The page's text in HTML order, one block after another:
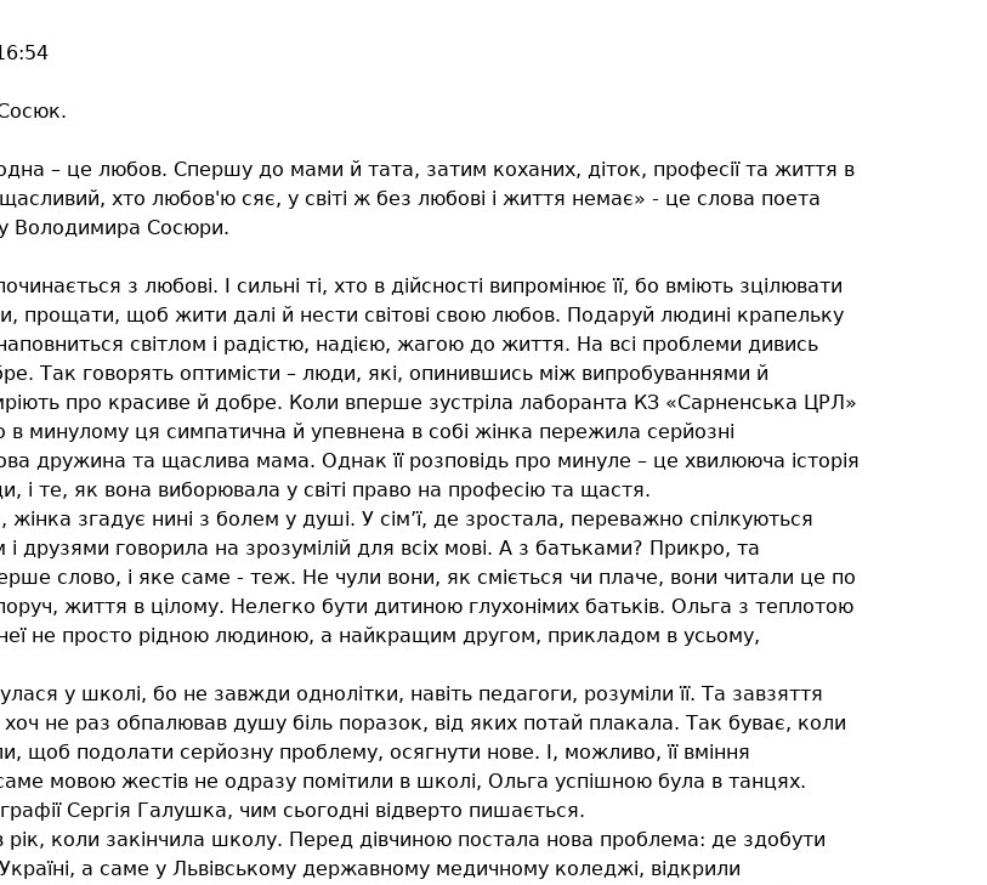
– це любов. Спершу до мами й тата, затим коханих, діток, професії та життя в
хто любов'ю сяє, у свiтi ж без любовi i життя немає» - це слова поета
Володимира Сосюри.
з любові. І сильні ті, хто в дійсності випромінює її, бо вміють зцілювати
прощати, щоб жити далі й нести світові свою любов. Подаруй людині крапельку
світлом і радістю, надією, жагою до життя. На всі проблеми дивись
Так говорять оптимісти – люди, які, опинившись між випробуваннями й
про красиве й добре. Коли вперше зустріла лаборанта КЗ «Сарненська ЦРЛ»
минулому ця симпатична й упевнена в собі жінка пережила серйозні
дружина та щаслива мама. Однак її розповідь про минуле – це хвилююча історія
і те, як вона виборювала у світі право на професію та щастя.
згадує нині з болем у душі. У сім’ї, де зростала, переважно спілкуються
друзями говорила на зрозумілій для всіх мові. А з батьками? Прикро, та
слово, і яке саме - теж. Не чули вони, як сміється чи плаче, вони читали це по
життя в цілому. Нелегко бути дитиною глухонімих батьків. Ольга з теплотою
не просто рідною людиною, а найкращим другом, прикладом в усьому,
у школі, бо не завжди однолітки, навіть педагоги, розуміли її. Та завзяття
не раз обпалював душу біль поразок, від яких потай плакала. Так буває, коли
щоб подолати серйозну проблему, осягнути нове. І, можливо, її вміння
мовою жестів не одразу помітили в школі, Ольга успішною була в танцях.
Сергія Галушка, чим сьогодні відверто пишається.
коли закінчила школу. Перед дівчиною постала нова проблема: де здобути
а саме у Львівському державному медичному коледжі, відкрили